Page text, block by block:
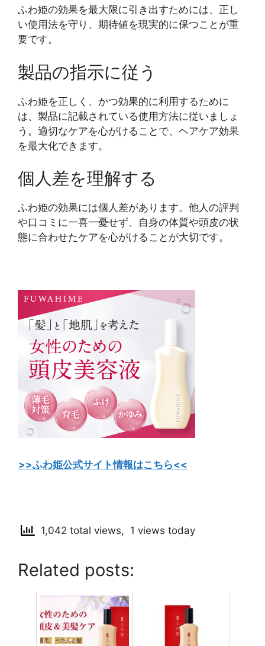
ふわ姫の効果を最大限に引き出すためには、正し
い使用法を守り、期待値を現実的に保つことが重
要です。
製品の指示に従う
ふわ姫を正しく、かつ効果的に利用するために
は、製品に記載されている使用方法に従いましょ
う。適切なケアを心がけることで、ヘアケア効果
を最大化できます。
個人差を理解する
ふわ姫の効果には個人差があります。他人の評判
や口コミに一喜一憂せず、自身の体質や頭皮の状
態に合わせたケアを心がけることが大切です。
>>ふわ姫公式サイト情報はこちら<<
1,042 total views, 1 views today
Related posts: